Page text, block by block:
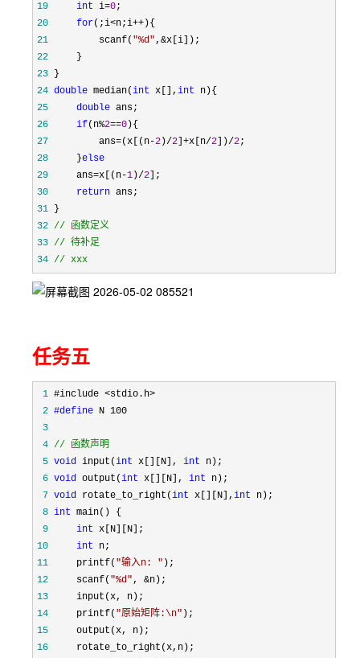
19
int i=0
20
for(;i<n;i++
21
         scanf(
"%d",&
22
23
24 double median(int x[], int
25
double
26
if(n%2==0
27
         ans=(x[(n-
2 )/2 ]+x[n/2 ])/2
28
     }
else
29
     ans=x[(n-
1 )/2
30
return
31
32 //
33 //
34 // xxx
任务五
1
2 #define
3
4 // 函数声明
5 void input(int x[][N], int
6 void output(int x[][N], int
7 void rotate_to_right(int x[][N], int
8 int
9
int
10
int
11
     printf(
"输入n: "
12
     scanf(
"%d", &
13
14
     printf(
"原始矩阵:\n"
15
16